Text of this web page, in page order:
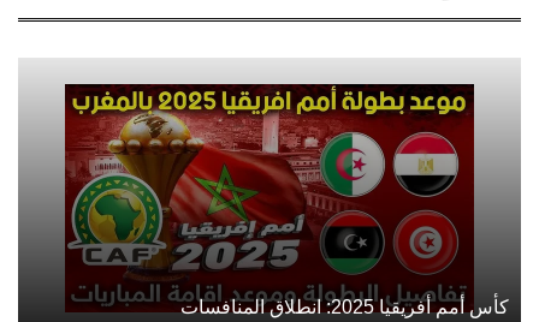
كأس أمم أفريقيا 2025: انطلاق المنافسات